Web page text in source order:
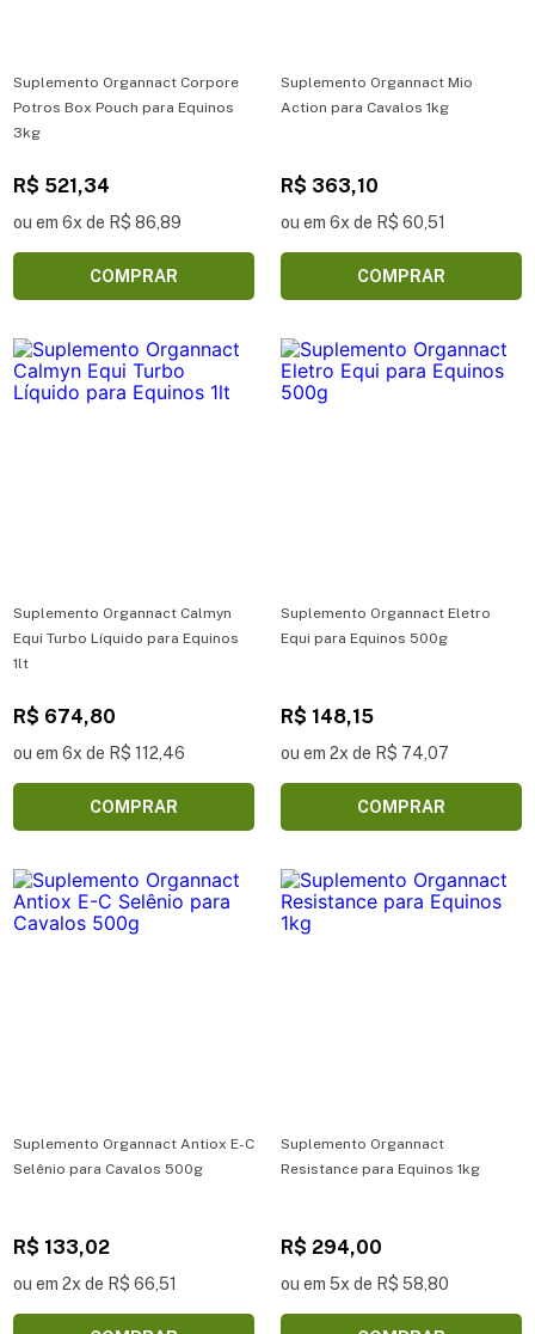
Suplemento Organnact Corpore
Potros Box Pouch para Equinos
3kg
R$ 521,34
ou em 6x de R$ 86,89
COMPRAR
Suplemento Organnact Mio
Action para Cavalos 1kg
R$ 363,10
ou em 6x de R$ 60,51
COMPRAR
Suplemento Organnact Calmyn
Equi Turbo Líquido para Equinos
1lt
R$ 674,80
ou em 6x de R$ 112,46
COMPRAR
Suplemento Organnact Eletro
Equi para Equinos 500g
R$ 148,15
ou em 2x de R$ 74,07
COMPRAR
Suplemento Organnact Antiox E-C
Selênio para Cavalos 500g
R$ 133,02
ou em 2x de R$ 66,51
Suplemento Organnact
Resistance para Equinos 1kg
R$ 294,00
ou em 5x de R$ 58,80